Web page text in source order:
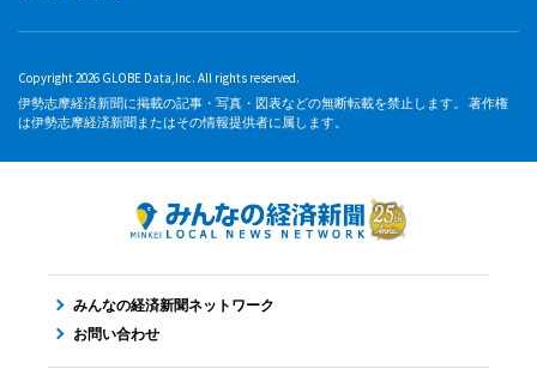
Copyright 2026 GLOBE Data,Inc. All rights reserved.
伊勢志摩経済新聞に掲載の記事・写真・図表などの無断転載を禁止します。 著作権
は伊勢志摩経済新聞またはその情報提供者に属します。
みんなの経済新聞ネットワーク
お問い合わせ